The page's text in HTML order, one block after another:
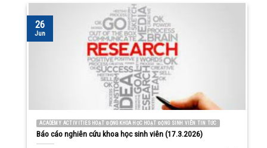
ACADEMY ACTIVITIES HOẠT ĐỘNG KHOA HỌC HOẠT ĐỘNG SINH VIÊN TIN TỨC
Báo cáo nghiên cứu khoa học sinh viên (17.3.2026)
26
Jun